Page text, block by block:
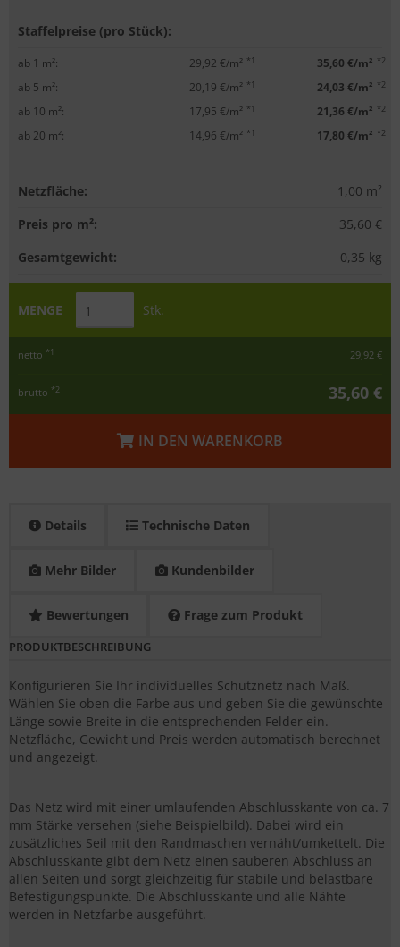
Staffelpreise (pro Stück):
ab 1 m²: 29,92 €/m² *1 35,60 €/m² *2
ab 5 m²: 20,19 €/m² *1 24,03 €/m² *2
ab 10 m²: 17,95 €/m² *1 21,36 €/m² *2
ab 20 m²: 14,96 €/m² *1 17,80 €/m² *2
Netzfläche: 1,00 m²
Preis pro m²:
35,60 €
Gesamtgewicht:
0,35 kg
MENGE Stk.
netto *1 29,92 €
brutto *2 35,60 €
IN DEN WARENKORB
Details Technische Daten
Mehr Bilder Kundenbilder
Bewertungen Frage zum Produkt
PRODUKTBESCHREIBUNG
Konfigurieren Sie Ihr individuelles Schutznetz nach Maß.
Wählen Sie oben die Farbe aus und geben Sie die gewünschte
Länge sowie Breite in die entsprechenden Felder ein.
Netzfläche, Gewicht und Preis werden automatisch berechnet
und angezeigt.
Das Netz wird mit einer umlaufenden Abschlusskante von ca. 7
mm Stärke versehen (siehe Beispielbild). Dabei wird ein
zusätzliches Seil mit den Randmaschen vernäht/umkettelt. Die
Abschlusskante gibt dem Netz einen sauberen Abschluss an
allen Seiten und sorgt gleichzeitig für stabile und belastbare
Befestigungspunkte. Die Abschlusskante und alle Nähte
werden in Netzfarbe ausgeführt.